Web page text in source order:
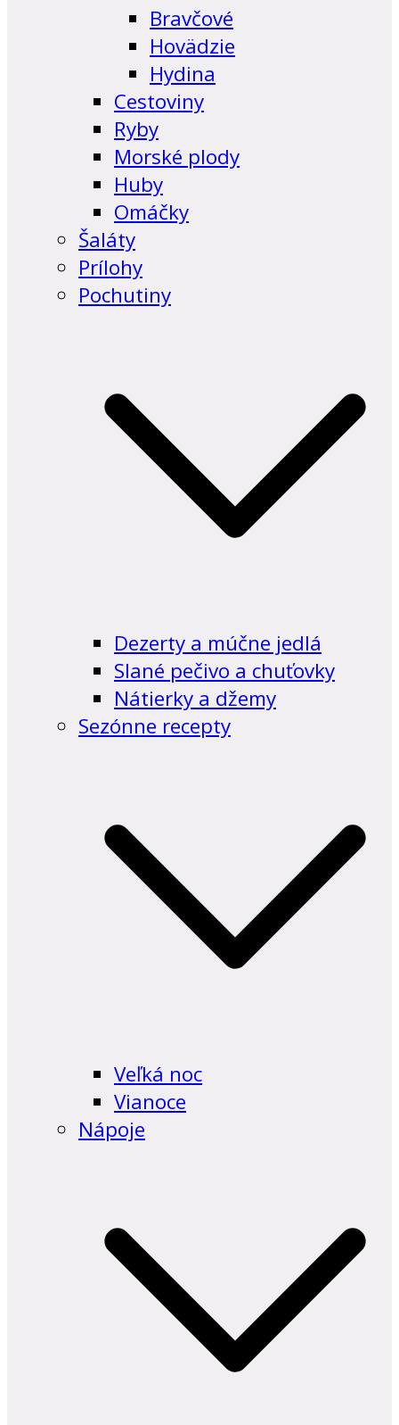
Bravčové
Hovädzie
Hydina
Cestoviny
Ryby
Morské plody
Huby
Omáčky
Šaláty
Prílohy
Pochutiny
Dezerty a múčne jedlá
Slané pečivo a chuťovky
Nátierky a džemy
Sezónne recepty
Veľká noc
Vianoce
Nápoje